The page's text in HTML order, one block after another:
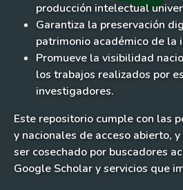
producción intelectual
Garantiza la preservación
patrimonio académico de la
Promueve la visibilidad
los trabajos realizados por
investigadores.
Este repositorio cumple con las
y nacionales de acceso abierto,
ser cosechado por buscadores
Google Scholar y servicios que